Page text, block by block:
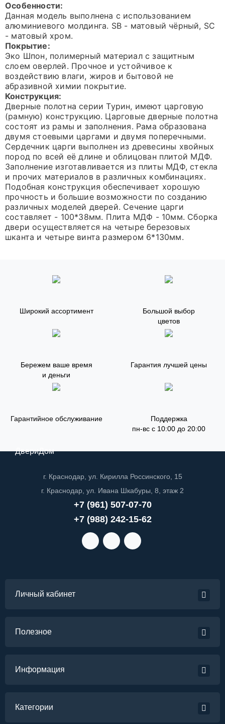
Особенности:
Данная модель выполнена с использованием
алюминиевого молдинга. SB - матовый чёрный, SC
- матовый хром.
Покрытие:
Эко Шпон, полимерный материал с защитным
слоем оверлей. Прочное и устойчивое к
воздействию влаги, жиров и бытовой не
абразивной химии покрытие.
Конструкция:
Дверные полотна серии Турин, имеют царговую
(рамную) конструкцию. Царговые дверные полотна
состоят из рамы и заполнения. Рама образована
двумя стоевыми царгами и двумя поперечными.
Сердечник царги выполнен из древесины хвойных
пород по всей её длине и облицован плитой МДФ.
Заполнение изготавливается из плиты МДФ, стекла
и прочих материалов в различных комбинациях.
Подобная конструкция обеспечивает хорошую
прочность и большие возможности по созданию
различных моделей дверей. Сечение царги
составляет - 100*38мм. Плита МДФ - 10мм. Сборка
двери осуществляется на четыре березовых
шканта и четыре винта размером 6*130мм.
Широкий ассортимент
Большой выбор
цветов
Бережем ваше время
и деньги
Гарантия лучшей цены
Гарантийное обслуживание
Поддержка
пн-вс с 10:00 до 20:00
ДвериДом
г. Краснодар, ул. Кирилла Россинского, 15
г. Краснодар, ул. Ивана Шкабуры, 8, этаж 2
+7 (961) 507-07-70
+7 (988) 242-15-62
Личный кабинет
Полезное
Информация
Категории